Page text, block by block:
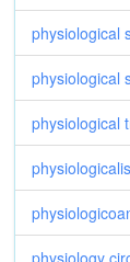
physiological
physiological
physiological
physiology